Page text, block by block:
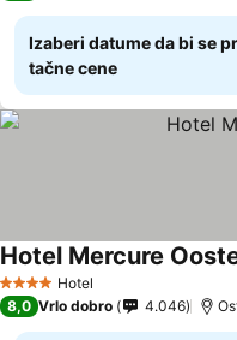
Izaberi datume da bi se
tačne cene
4 ZvezdiceHotel
Hotel Mercure
8,0 Vrlo dobro 4.046